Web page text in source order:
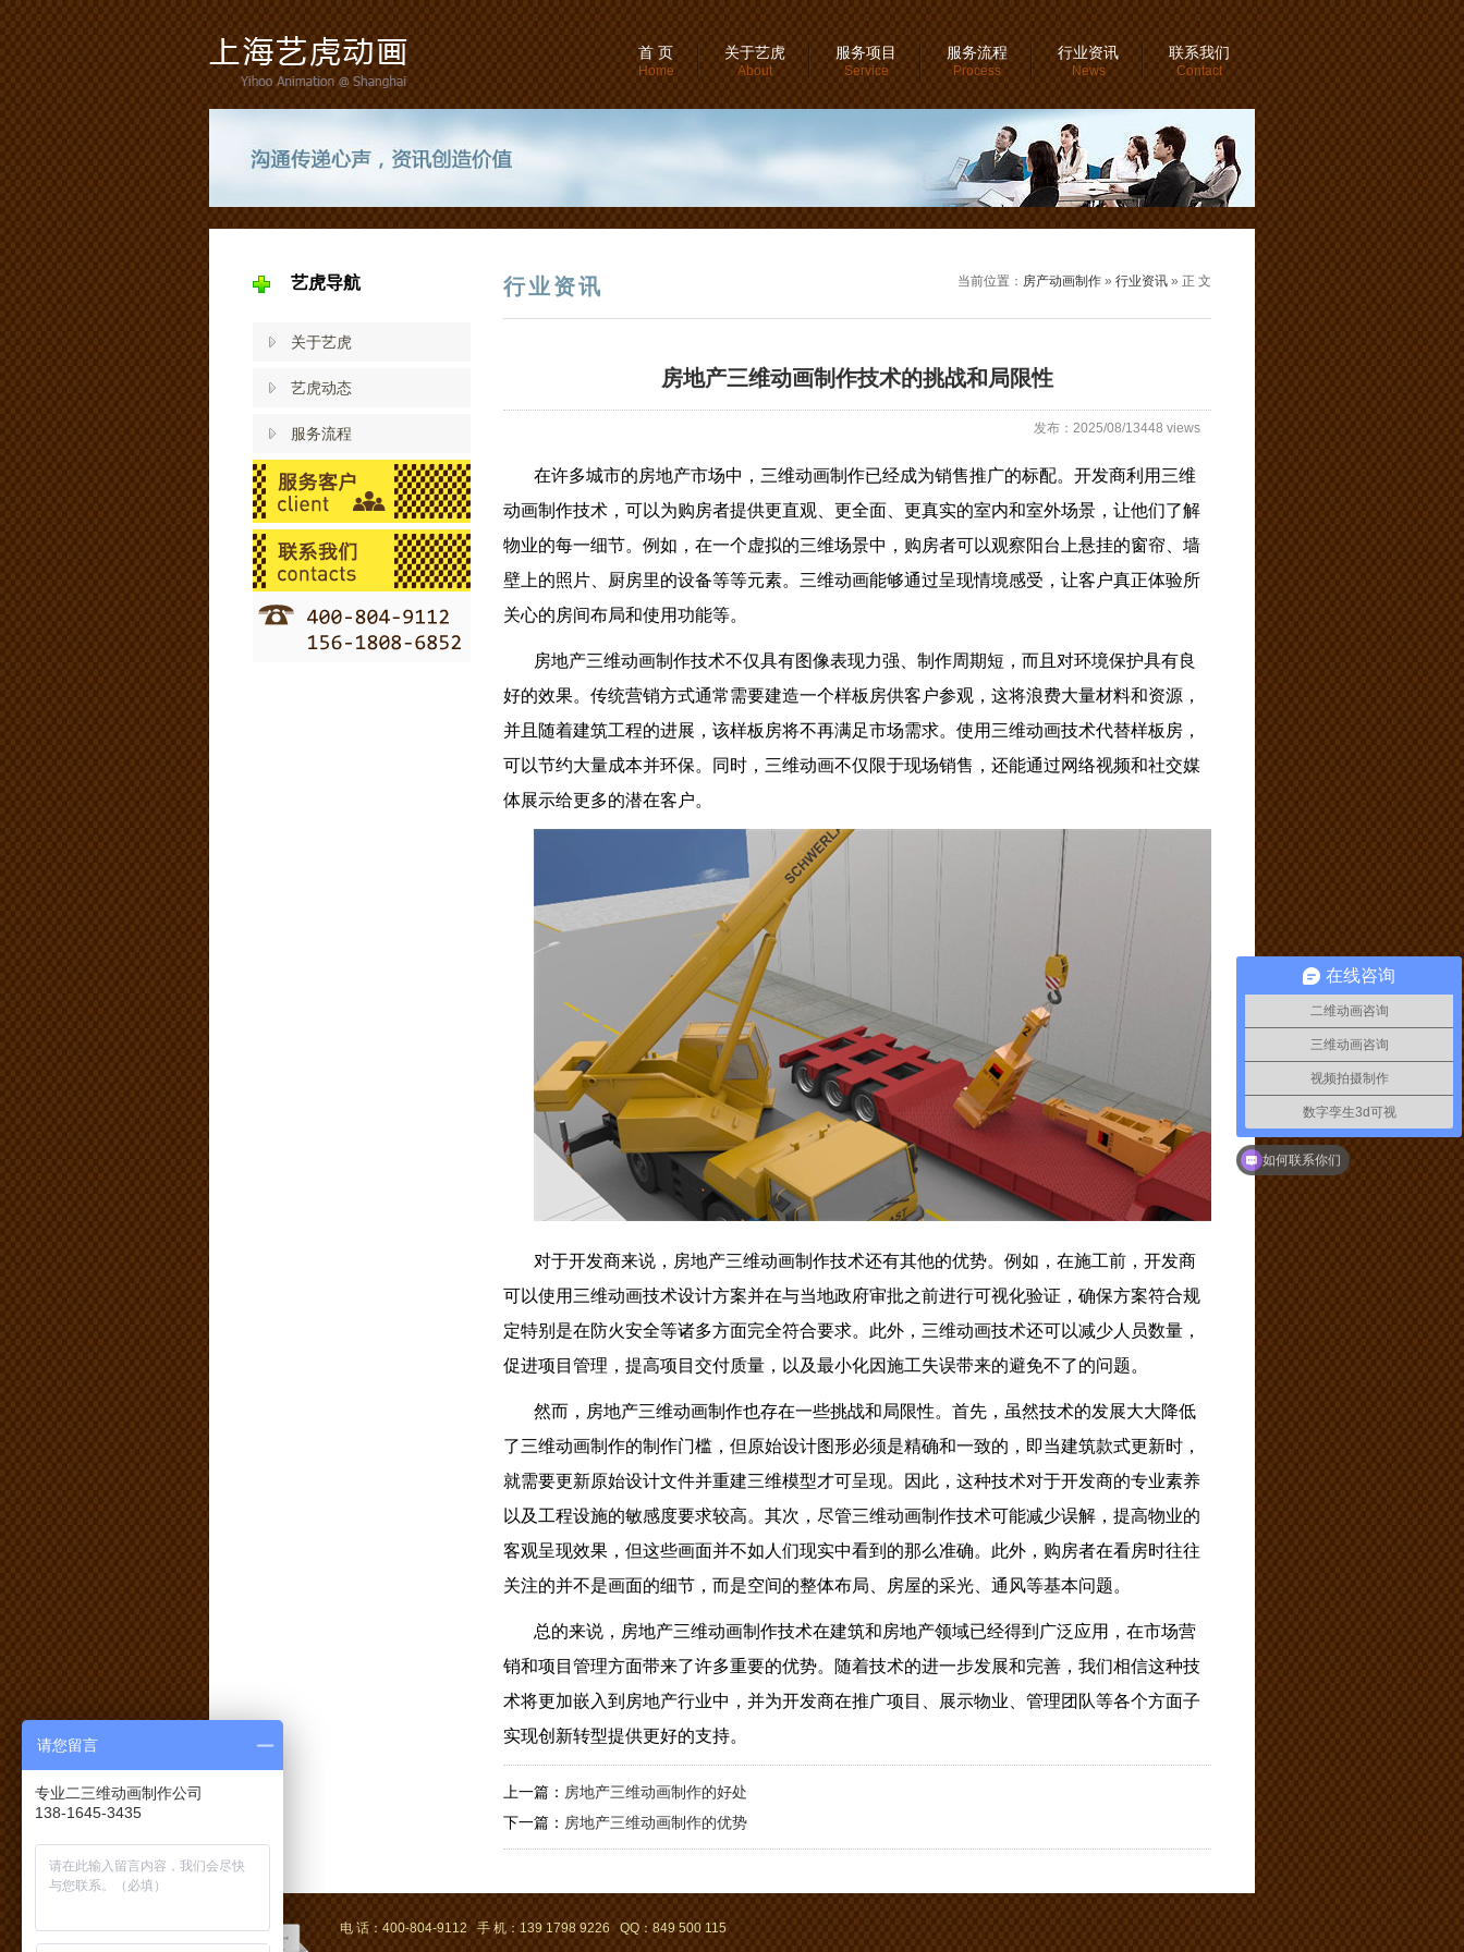
首 页
Home
关于艺虎
About
服务项目
Service
服务流程
Process
行业资讯
News
联系我们
Contact
艺虎导航
关于艺虎
艺虎动态
服务流程
行业资讯 当前位置： 房产动画制作 » 行业资讯 » 正 文
房地产三维动画制作技术的挑战和局限性
发布：2025/08/13448 views
在许多城市的房地产市场中，三维动画制作已经成为销售推广的标配。开发商利用三维
动画制作技术，可以为购房者提供更直观、更全面、更真实的室内和室外场景，让他们了解
物业的每一细节。例如，在一个虚拟的三维场景中，购房者可以观察阳台上悬挂的窗帘、墙
壁上的照片、厨房里的设备等等元素。三维动画能够通过呈现情境感受，让客户真正体验所
关心的房间布局和使用功能等。
房地产三维动画制作技术不仅具有图像表现力强、制作周期短，而且对环境保护具有良
好的效果。传统营销方式通常需要建造一个样板房供客户参观，这将浪费大量材料和资源，
并且随着建筑工程的进展，该样板房将不再满足市场需求。使用三维动画技术代替样板房，
可以节约大量成本并环保。同时，三维动画不仅限于现场销售，还能通过网络视频和社交媒
体展示给更多的潜在客户。
对于开发商来说，房地产三维动画制作技术还有其他的优势。例如，在施工前，开发商
可以使用三维动画技术设计方案并在与当地政府审批之前进行可视化验证，确保方案符合规
定特别是在防火安全等诸多方面完全符合要求。此外，三维动画技术还可以减少人员数量，
促进项目管理，提高项目交付质量，以及最小化因施工失误带来的避免不了的问题。
然而，房地产三维动画制作也存在一些挑战和局限性。首先，虽然技术的发展大大降低
了三维动画制作的制作门槛，但原始设计图形必须是精确和一致的，即当建筑款式更新时，
就需要更新原始设计文件并重建三维模型才可呈现。因此，这种技术对于开发商的专业素养
以及工程设施的敏感度要求较高。其次，尽管三维动画制作技术可能减少误解，提高物业的
客观呈现效果，但这些画面并不如人们现实中看到的那么准确。此外，购房者在看房时往往
关注的并不是画面的细节，而是空间的整体布局、房屋的采光、通风等基本问题。
总的来说，房地产三维动画制作技术在建筑和房地产领域已经得到广泛应用，在市场营
销和项目管理方面带来了许多重要的优势。随着技术的进一步发展和完善，我们相信这种技
术将更加嵌入到房地产行业中，并为开发商在推广项目、展示物业、管理团队等各个方面子
实现创新转型提供更好的支持。
上一篇： 房地产三维动画制作的好处
下一篇： 房地产三维动画制作的优势
电 话：400-804-9112 手 机：139 1798 9226 QQ：849 500 115
在线咨询
二维动画咨询
三维动画咨询
视频拍摄制作
数字孪生3d可视
动画视频制作
如何联系你们
请您留言
专业二三维动画制作公司
138-1645-3435